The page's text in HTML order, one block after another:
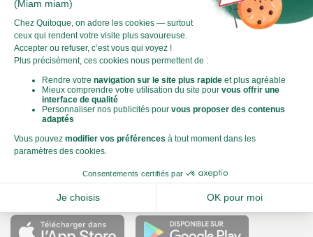
Qu’est-ce que le score carbone ?
C'est un logo qui vous permet de visualiser l’empreinte
carbone de chaque plat et de faire des choix plus éclairés et
toujours aussi gourmands. Plus d'informations ici
Télécharger nos applications